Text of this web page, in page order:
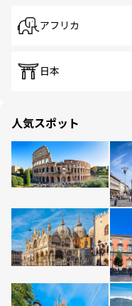
アフリカ
日本
人気スポット